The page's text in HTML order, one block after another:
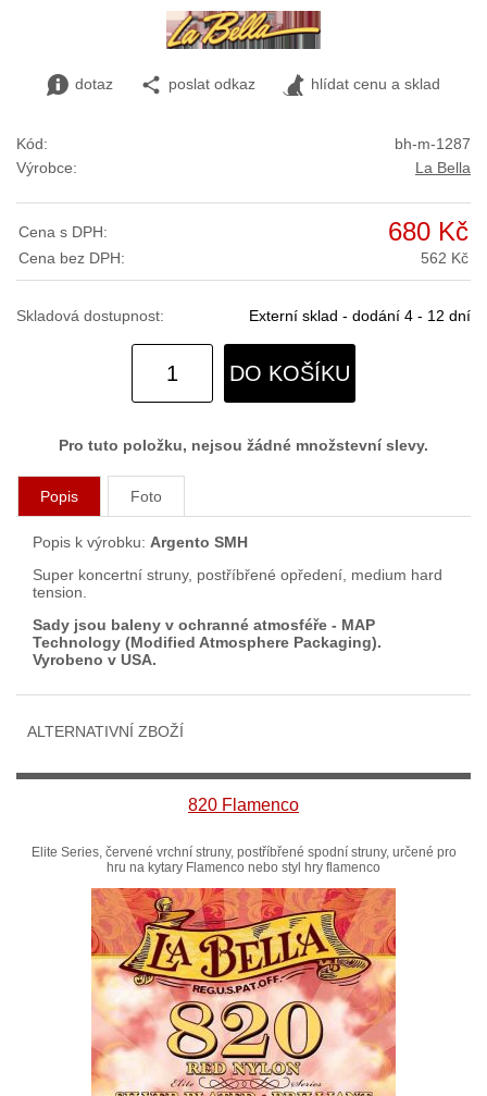
dotaz poslat odkaz hlídat cenu a sklad
Kód:
bh-m-1287
Výrobce:
La Bella
Cena s DPH: 680 Kč
Cena bez DPH: 562 Kč
Skladová dostupnost: Externí sklad - dodání 4 - 12 dní
DO KOŠÍKU
Pro tuto položku, nejsou žádné množstevní slevy.
Popis Foto
Popis k výrobku: Argento SMH
Super koncertní struny, postříbřené opředení, medium hard
tension.
Sady jsou baleny v ochranné atmosféře - MAP
Technology (Modified Atmosphere Packaging).
Vyrobeno v USA.
ALTERNATIVNÍ ZBOŽÍ
820 Flamenco
Elite Series, červené vrchní struny, postříbřené spodní struny, určené pro
hru na kytary Flamenco nebo styl hry flamenco